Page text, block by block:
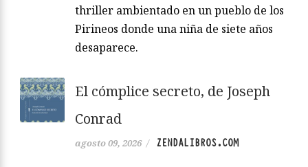
thriller ambientado en un pueblo de los
Pirineos donde una niña de siete años
desaparece.
El cómplice secreto, de Joseph
Conrad
agosto 09, 2026 / ZENDALIBROS.COM